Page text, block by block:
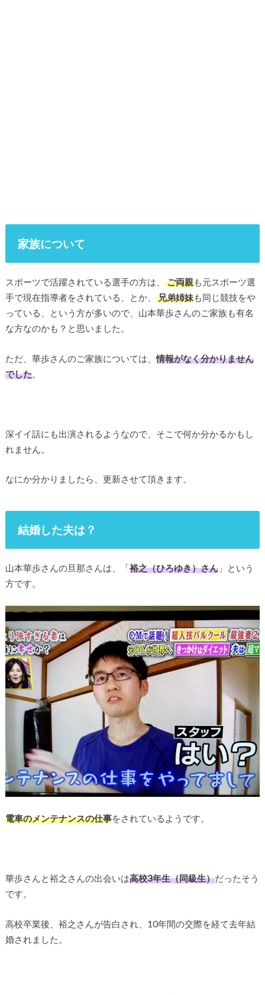
家族について
スポーツで活躍されている選手の方は、 ご両親も元スポーツ選
手で現在指導者をされている、とか、 兄弟姉妹も同じ競技をや
っている、という方が多いので、山本華歩さんのご家族も有名
な方なのかも？と思いました。
ただ、華歩さんのご家族については、情報がなく分かりません
でした。
深イイ話にも出演されるようなので、そこで何か分かるかもし
れません。
なにか分かりましたら、更新させて頂きます。
結婚した夫は？
山本華歩さんの旦那さんは、「裕之（ひろゆき）さん」という
方です。
電車のメンテナンスの仕事をされているようです。
華歩さんと裕之さんの出会いは高校3年生（同級生）だったそう
です。
高校卒業後、裕之さんが告白され、10年間の交際を経て去年結
婚されました。